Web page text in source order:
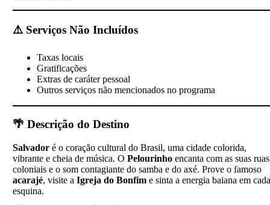
⚠️ Serviços Não Incluídos
Taxas locais
Gratificações
Extras de caráter pessoal
Outros serviços não mencionados no programa
🌴 Descrição do Destino
Salvadoré o coração cultural do Brasil, uma cidade colorida,
vibrante e cheia de música. O Pelourinhoencanta com as suas ruas
coloniais e o som contagiante do samba e do axé. Prove o famoso
acarajé, visite a Igreja do Bonfime sinta a energia baiana em cada
esquina.